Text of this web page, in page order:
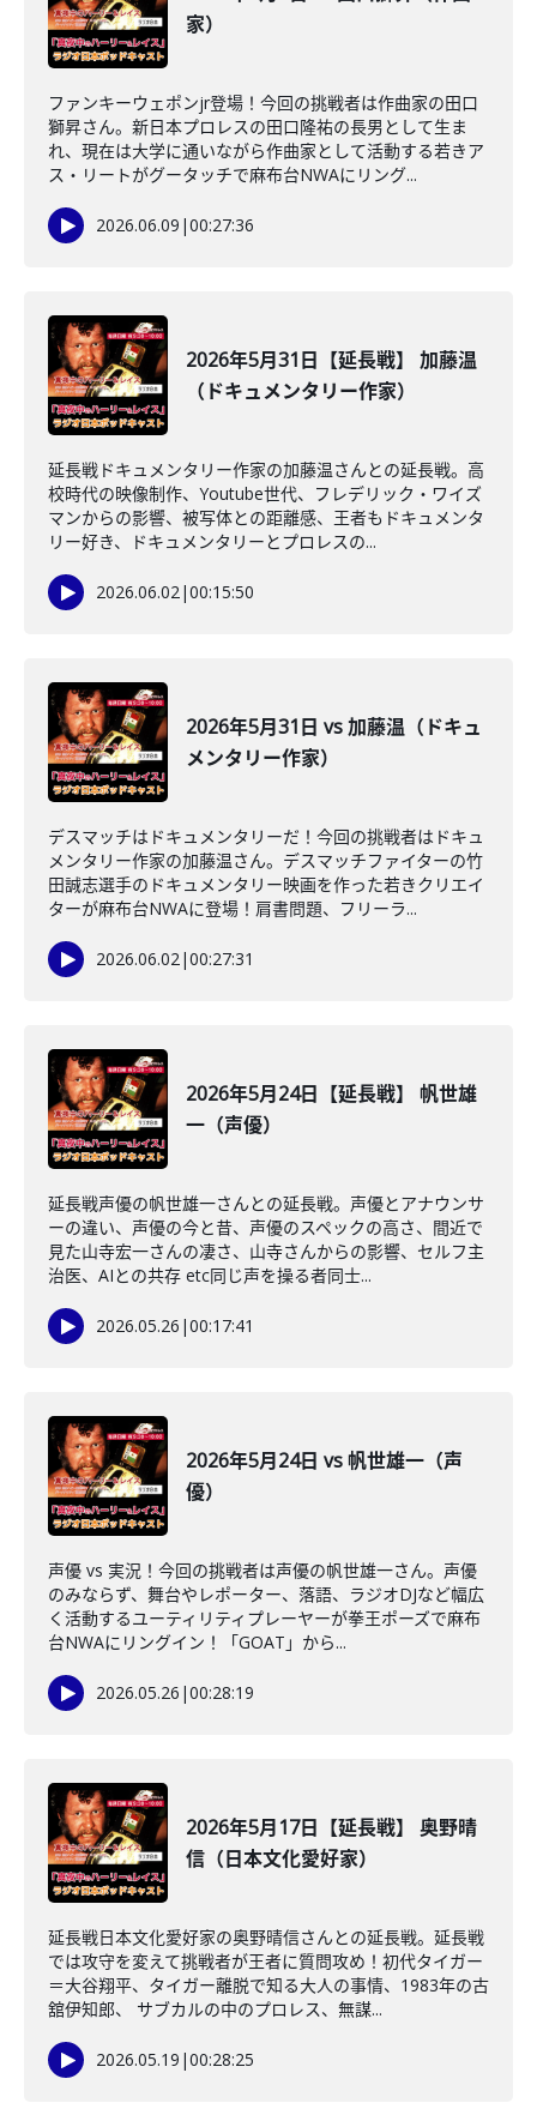
家）
ファンキーウェポンjr登場！今回の挑戦者は作曲家の田口
獅昇さん。新日本プロレスの田口隆祐の長男として生ま
れ、現在は大学に通いながら作曲家として活動する若きア
ス・リートがグータッチで麻布台NWAにリング...
2026.06.09 |00:27:36
2026年5月31日【延長戦】 加藤温
（ドキュメンタリー作家）
延長戦ドキュメンタリー作家の加藤温さんとの延長戦。高
校時代の映像制作、Youtube世代、フレデリック・ワイズ
マンからの影響、被写体との距離感、王者もドキュメンタ
リー好き、ドキュメンタリーとプロレスの...
2026.06.02|00:15:50
2026年5月31日 vs 加藤温（ドキュ
メンタリー作家）
デスマッチはドキュメンタリーだ！今回の挑戦者はドキュ
メンタリー作家の加藤温さん。デスマッチファイターの竹
田誠志選手のドキュメンタリー映画を作った若きクリエイ
ターが麻布台NWAに登場！肩書問題、フリーラ...
2026.06.02|00:27:31
2026年5月24日【延長戦】 帆世雄
一（声優）
延長戦声優の帆世雄一さんとの延長戦。声優とアナウンサ
ーの違い、声優の今と昔、声優のスペックの高さ、間近で
見た山寺宏一さんの凄さ、山寺さんからの影響、セルフ主
治医、AIとの共存 etc同じ声を操る者同士...
2026.05.26 |00:17:41
2026年5月24日 vs 帆世雄一（声
優）
声優 vs 実況！今回の挑戦者は声優の帆世雄一さん。声優
のみならず、舞台やレポーター、落語、ラジオDJなど幅広
く活動するユーティリティプレーヤーが拳王ポーズで麻布
台NWAにリングイン！「GOAT」から...
2026.05.26 |00:28:19
2026年5月17日【延長戦】 奥野晴
信（日本文化愛好家）
延長戦日本文化愛好家の奥野晴信さんとの延長戦。延長戦
では攻守を変えて挑戦者が王者に質問攻め！初代タイガー
＝大谷翔平、タイガー離脱で知る大人の事情、1983年の古
舘伊知郎、 サブカルの中のプロレス、無謀...
2026.05.19 |00:28:25